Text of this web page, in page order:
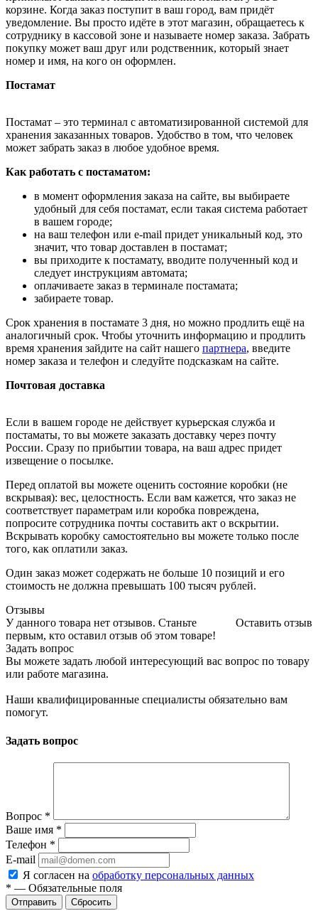
корзине. Когда заказ поступит в ваш город, вам придёт
уведомление. Вы просто идёте в этот магазин, обращаетесь к
сотруднику в кассовой зоне и называете номер заказа. Забрать
покупку может ваш друг или родственник, который знает
номер и имя, на кого он оформлен.
Постамат
Постамат – это терминал с автоматизированной системой для
хранения заказанных товаров. Удобство в том, что человек
может забрать заказ в любое удобное время.
Как работать с постаматом:
в момент оформления заказа на сайте, вы выбираете
удобный для себя постамат, если такая система работает
в вашем городе;
на ваш телефон или e-mail придет уникальный код, это
значит, что товар доставлен в постамат;
вы приходите к постамату, вводите полученный код и
следует инструкциям автомата;
оплачиваете заказ в терминале постамата;
забираете товар.
Срок хранения в постамате 3 дня, но можно продлить ещё на
аналогичный срок. Чтобы уточнить информацию и продлить
время хранения зайдите на сайт нашего партнера, введите
номер заказа и телефон и следуйте подсказкам на сайте.
Почтовая доставка
Если в вашем городе не действует курьерская служба и
постаматы, то вы можете заказать доставку через почту
России. Сразу по прибытии товара, на ваш адрес придет
извещение о посылке.
Перед оплатой вы можете оценить состояние коробки (не
вскрывая): вес, целостность. Если вам кажется, что заказ не
соответствует параметрам или коробка повреждена,
попросите сотрудника почты составить акт о вскрытии.
Вскрывать коробку самостоятельно вы можете только после
того, как оплатили заказ.
Один заказ может содержать не больше 10 позиций и его
стоимость не должна превышать 100 тысяч рублей.
Отзывы
Оставить отзыв
У данного товара нет отзывов. Станьте
первым, кто оставил отзыв об этом товаре!
Задать вопрос
Вы можете задать любой интересующий вас вопрос по товару
или работе магазина.
Наши квалифицированные специалисты обязательно вам
помогут.
Задать вопрос
Вопрос *
Ваше имя *
Телефон *
E-mail
Я согласен на обработку персональных данных
* — Обязательные поля
Отправить Сбросить